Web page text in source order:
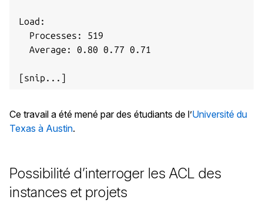
Load:
  Processes: 519
  Average: 0.80 0.77 0.71
Ce travail a été mené par des étudiants de l’Université du
Texas à Austin.
Possibilité d’interroger les ACL des
instances et projets